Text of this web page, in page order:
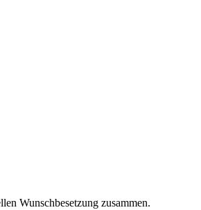
Wunschbesetzung zusammen.